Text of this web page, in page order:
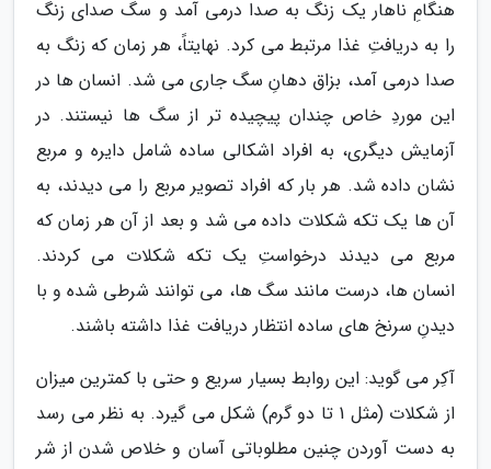
هنگامِ ناهار یک زنگ به صدا درمی آمد و سگ صدای زنگ
را به دریافتِ غذا مرتبط می کرد. نهایتاً، هر زمان که زنگ به
صدا درمی آمد، بزاق دهانِ سگ جاری می شد. انسان ها در
این موردِ خاص چندان پیچیده تر از سگ ها نیستند. در
آزمایش دیگری، به افراد اشکالی ساده شامل دایره و مربع
نشان داده شد. هر بار که افراد تصویر مربع را می دیدند، به
آن ها یک تکه شکلات داده می شد و بعد از آن هر زمان که
مربع می دیدند درخواستِ یک تکه شکلات می کردند.
انسان ها، درست مانند سگ ها، می توانند شرطی شده و با
دیدنِ سرنخ های ساده انتظار دریافت غذا داشته باشند.
آکِر می گوید: این روابط بسیار سریع و حتی با کمترین میزان
از شکلات (مثل 1 تا دو گرم) شکل می گیرد. به نظر می رسد
به دست آوردن چنین مطلوباتی آسان و خلاص شدن از شر